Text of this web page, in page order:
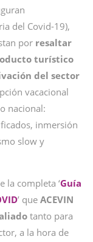
del Covid-19),
por resaltar
turístico
del sector
vacacional
nacional:
inmersión
slow y
la completa ‘Guía
’ que ACEVIN
tanto para
a la hora de